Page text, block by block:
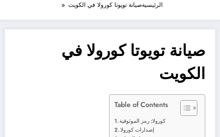
الرئيسيةصيانة تويوتا كورولا في الكويت
صيانة تويوتا كورولا في
الكويت
Table of Contents
كورولا: رمز الموثوقية
إصدارات كورولا